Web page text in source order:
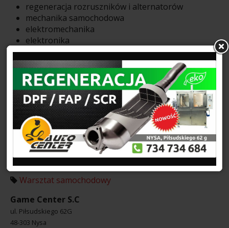
regeneracja rozruszników i alternatorów
mechanika samochodowa
elektromechanika
elektronika
serwis klimatyzacji
diagnostyka komputerowa
wymiana rozrządów
naprawy zawieszenia
układy wydechowe
naprawy układu hamulcowego
rozwiązywanie problemów z filtrami FAP/DPF
chiptuning
Jeżeli poszukują państwo zaufanego warsztatu
samochodowego – serdecznie zapraszamy !
Warsztat samochodowy
Game Center S.C
ul. Piłsudskiego 62G
48-303 Nysa